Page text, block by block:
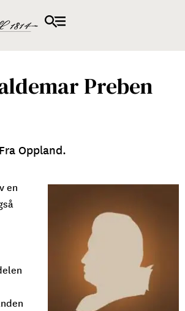
Preben
Oppland.
en